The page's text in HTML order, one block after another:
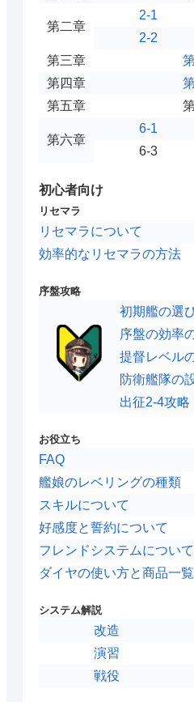
第二章
2-1
2-2
第三章
第四章
第五章
第六章
6-1
6-3
初心者向け
リセマラ
リセマラについて
効率的なリセマラの方法
序盤攻略
初期艦の選
序盤の効率
提督レベル
防衛艦隊の
出征2-4攻略
お役立ち
FAQ
艦娘のレベリングの種類
スキルについて
好感度と誓約について
フレンドシステムについて
ダイヤの使い方と商品一覧
システム解説
改造
演習
戦役